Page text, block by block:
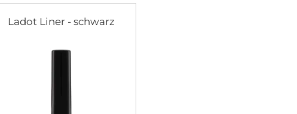
Ladot Liner - schwarz